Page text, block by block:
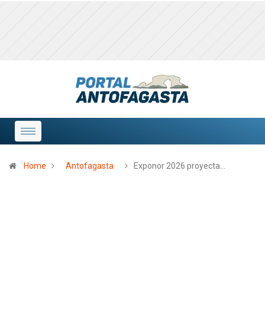
Home Antofagasta Exponor 2026 proyecta…